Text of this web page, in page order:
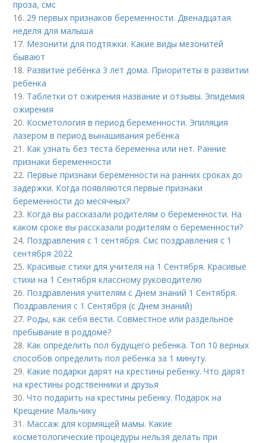
проза, смс
16. 29 первых признаков беременности. Двенадцатая
неделя для малыша
17. Мезонити для подтяжки. Какие виды мезонитей
бывают
18. Развитие ребёнка 3 лет дома. Приоритеты в развитии
ребенка
19. Таблетки от ожирения название и отзывы. Эпидемия
ожирения
20. Косметология в период беременности. Эпиляция
лазером в период вынашивания ребёнка
21. Как узнать без теста беременна или нет. Ранние
признаки беременности
22. Первые признаки беременности на ранних сроках до
задержки. Когда появляются первые признаки
беременности до месячных?
23. Когда вы рассказали родителям о беременности. На
каком сроке вы рассказали родителям о беременности?
24. Поздравления с 1 сентября. Смс поздравления с 1
сентября 2022
25. Красивые стихи для учителя на 1 Сентября. Красивые
стихи на 1 Сентября классному руководителю
26. Поздравления учителям с Днем знаний 1 Сентября.
Поздравления с 1 Сентября (с Днем знаний)
27. Роды, как себя вести. Совместное или раздельное
пребывание в роддоме?
28. Как определить пол будущего ребенка. Топ 10 верных
способов определить пол ребенка за 1 минуту.
29. Какие подарки дарят на крестины ребенку. Что дарят
на крестины родственники и друзья
30.Что подарить на крестины ребенку. Подарок на
Крещение Мальчику
31. Массаж для кормящей мамы. Какие
косметологические процедуры нельзя делать при